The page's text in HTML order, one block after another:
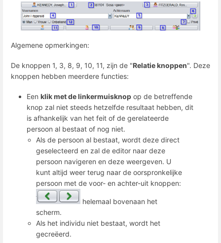
Algemene opmerkingen:
De knoppen 1, 3, 8, 9, 10, 11, zijn de "Relatie knoppen". Deze
knoppen hebben meerdere functies:
Een klik met de linkermuisknop op de betreffende
knop zal niet steeds hetzelfde resultaat hebben, dit
is afhankelijk van het feit of de gerelateerde
persoon al bestaat of nog niet.
Als de persoon al bestaat, wordt deze direct
geselecteerd en zal de editor naar deze
persoon navigeren en deze weergeven. U
kunt altijd weer terug naar de oorspronkelijke
persoon met de voor- en achter-uit knoppen:
helemaal bovenaan het
scherm.
Als het individu niet bestaat, wordt het
gecreëerd.